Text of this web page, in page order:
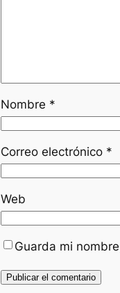
Nombre *
Correo electrónico *
Web
Guarda mi